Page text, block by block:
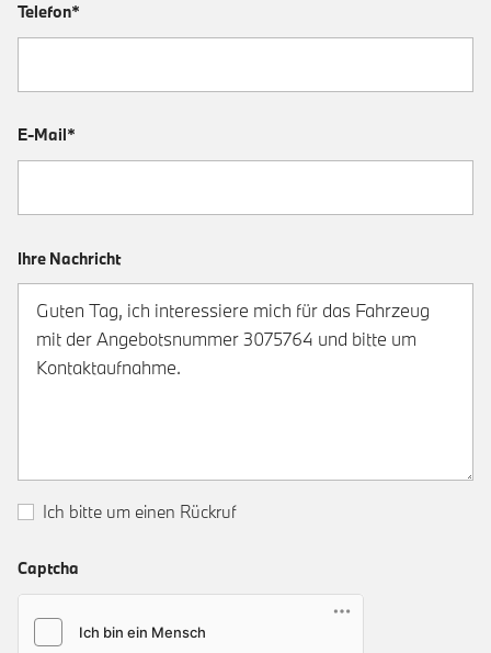
Telefon*
E-Mail*
Ihre Nachricht
Ich bitte um einen Rückruf
Captcha